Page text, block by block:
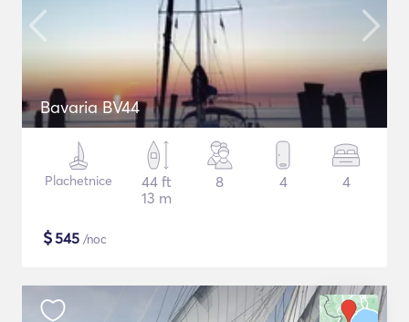
Bavaria BV44
Plachetnice
44 ft
13 m
8 4 4
$545 /noc